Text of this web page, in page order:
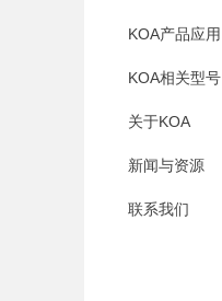
KOA产品应用
KOA相关型号
关于KOA
新闻与资源
联系我们